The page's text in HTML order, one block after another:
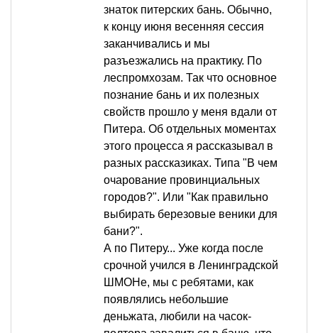
знаток питерских бань. Обычно,
к концу июня весенняя сессия
заканчивались и мы
разъезжались на практику. По
леспромхозам. Так что основное
познание бань и их полезных
свойств прошло у меня вдали от
Питера. Об отдельных моментах
этого процесса я рассказывал в
разных рассказиках. Типа "В чем
очарование провинциальных
городов?". Или "Как правильно
выбирать березовые веники для
бани?".
А по Питеру... Уже когда после
срочной учился в Ленинградской
ШМОНе, мы с ребятами, как
появлялись небольшие
деньжата, любили на часок-